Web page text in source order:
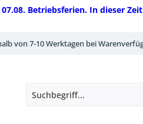
Betriebsferien. In dieser
von 7-10 Werktagen bei